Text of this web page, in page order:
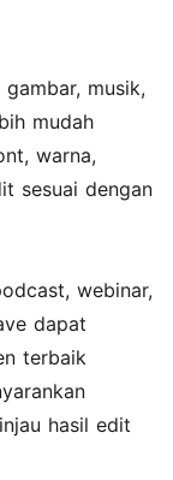
gambar, musik,
mudah
warna,
sesuai dengan
webinar,
dapat
terbaik
hasil edit